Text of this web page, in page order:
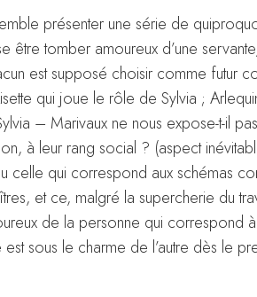
présenter une série de
tomber amoureux d’une
est supposé choisir comme futur
qui joue le rôle de Sylvia ;
– Marivaux ne nous expose-t-il
à leur rang social ? (aspect
celle qui correspond aux schémas
et ce, malgré la supercherie du
de la personne qui correspond
sous le charme de l’autre dès le